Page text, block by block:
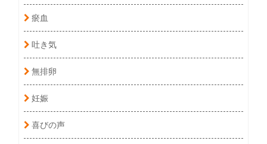
瘀血
吐き気
無排卵
妊娠
喜びの声